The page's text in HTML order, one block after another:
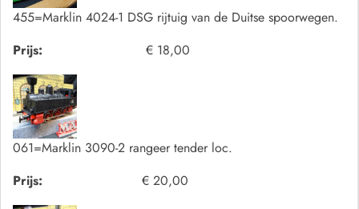
455=Marklin 4024-1 DSG rijtuig van de Duitse spoorwegen.
Prijs:
€ 18,00
061=Marklin 3090-2 rangeer tender loc.
Prijs:
€ 20,00